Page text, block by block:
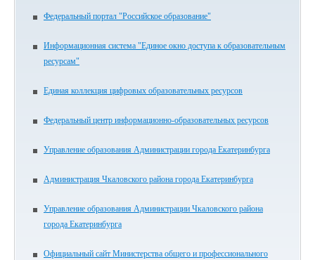
Федеральный портал "Российское образование"
Информационная система "Единое окно доступа к образовательным
ресурсам"
Единая коллекция цифровых образовательных ресурсов
Федеральный центр информационно-образовательных ресурсов
Управление образования Администрации города Екатеринбурга
Администрация Чкаловского района города Екатеринбурга
Управление образования Администрации Чкаловского района
города Екатеринбурга
Официальный сайт Министерства общего и профессионального